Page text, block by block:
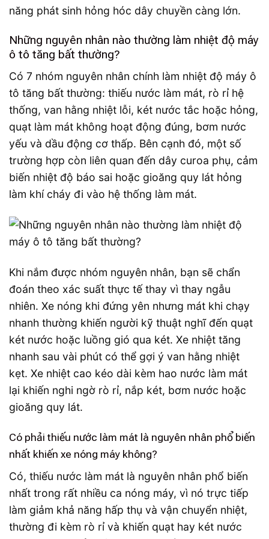
năng phát sinh hỏng hóc dây chuyền càng lớn.
Những nguyên nhân nào thường làm nhiệt độ máy
ô tô tăng bất thường?
Có 7 nhóm nguyên nhân chính làm nhiệt độ máy ô
tô tăng bất thường: thiếu nước làm mát, rò rỉ hệ
thống, van hằng nhiệt lỗi, két nước tắc hoặc hỏng,
quạt làm mát không hoạt động đúng, bơm nước
yếu và dầu động cơ thấp. Bên cạnh đó, một số
trường hợp còn liên quan đến dây curoa phụ, cảm
biến nhiệt độ báo sai hoặc gioăng quy lát hỏng
làm khí cháy đi vào hệ thống làm mát.
Khi nắm được nhóm nguyên nhân, bạn sẽ chẩn
đoán theo xác suất thực tế thay vì thay ngẫu
nhiên. Xe nóng khi đứng yên nhưng mát khi chạy
nhanh thường khiến người kỹ thuật nghĩ đến quạt
két nước hoặc luồng gió qua két. Xe nhiệt tăng
nhanh sau vài phút có thể gợi ý van hằng nhiệt
kẹt. Xe nhiệt cao kéo dài kèm hao nước làm mát
lại khiến nghi ngờ rò rỉ, nắp két, bơm nước hoặc
gioăng quy lát.
Có phải thiếu nước làm mát là nguyên nhân phổ biến
nhất khiến xe nóng máy không?
Có, thiếu nước làm mát là nguyên nhân phổ biến
nhất trong rất nhiều ca nóng máy, vì nó trực tiếp
làm giảm khả năng hấp thụ và vận chuyển nhiệt,
thường đi kèm rò rỉ và khiến quạt hay két nước